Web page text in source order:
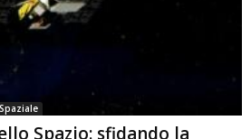
Spazio: sfidando la